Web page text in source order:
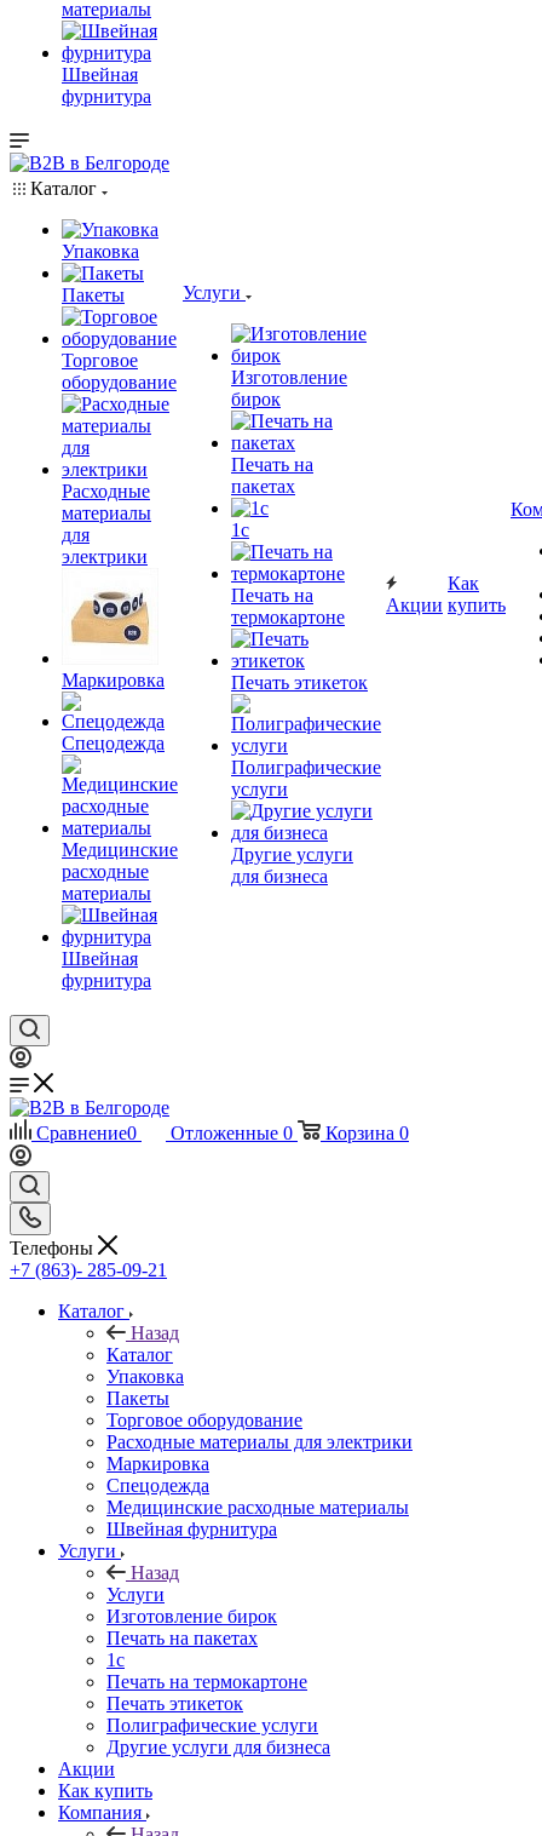
материалы
Швейная
фурнитура
Каталог
Упаковка
Пакеты
Торговое
оборудование
Расходные
материалы
для
электрики
Маркировка
Спецодежда
Медицинские
расходные
материалы
Швейная
фурнитура
Услуги
Изготовление
бирок
Печать на
пакетах
1c
Печать на
термокартоне
Печать этикеток
Полиграфические
услуги
Другие услуги
для бизнеса
Акции
Как
купить
Сравнение0 Отложенные 0 Корзина 0
Телефоны
+7 (863)- 285-09-21
Каталог
Назад
Каталог
Упаковка
Пакеты
Торговое оборудование
Расходные материалы для электрики
Маркировка
Спецодежда
Медицинские расходные материалы
Швейная фурнитура
Услуги
Назад
Услуги
Изготовление бирок
Печать на пакетах
1c
Печать на термокартоне
Печать этикеток
Полиграфические услуги
Другие услуги для бизнеса
Акции
Как купить
Компания